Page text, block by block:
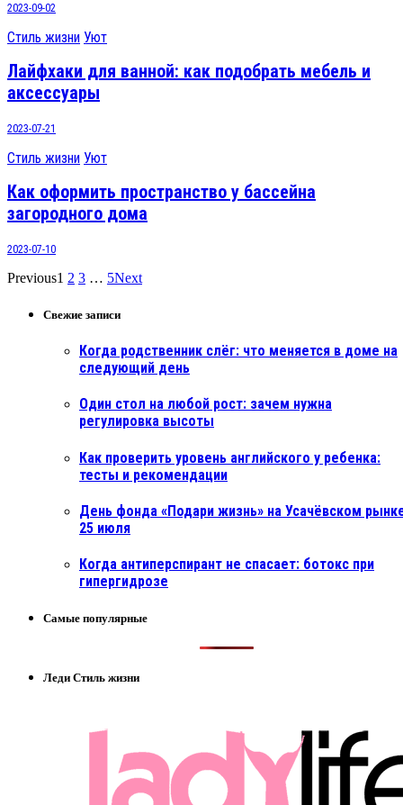
2023-09-02
Стиль жизни Уют
Лайфхаки для ванной: как подобрать мебель и
аксессуары
2023-07-21
Стиль жизни Уют
Как оформить пространство у бассейна
загородного дома
2023-07-10
Previous1 2 3 … 5Next
Свежие записи
Когда родственник слёг: что меняется в доме на
следующий день
Один стол на любой рост: зачем нужна
регулировка высоты
Как проверить уровень английского у ребенка:
тесты и рекомендации
День фонда «Подари жизнь» на Усачёвском
25 июля
Когда антиперспирант не спасает: ботокс при
гипергидрозе
Самые популярные
Леди Стиль жизни